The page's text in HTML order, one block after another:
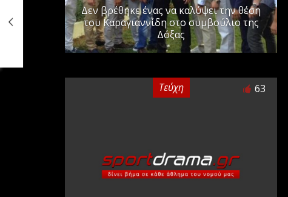
Δεν βρέθηκε ένας να καλύψει την θέση
του Καραγιαννίδη στο συμβούλιο της
Δόξας
Τεύχη 63